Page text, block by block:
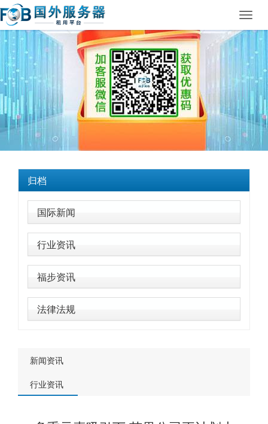
归档
国际新闻
行业资讯
福步资讯
法律法规
新闻资讯
行业资讯